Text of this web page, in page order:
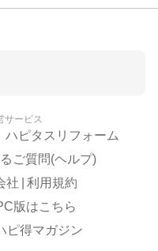
サービス
ハピタスリフォーム
ご質問(ヘルプ)
社
利用規約
版はこちら
ピ得マガジン